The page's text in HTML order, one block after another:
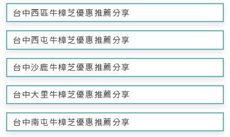
台中西區牛樟芝優惠推薦分享
台中西屯牛樟芝優惠推薦分享
台中沙鹿牛樟芝優惠推薦分享
台中大里牛樟芝優惠推薦分享
台中南屯牛樟芝優惠推薦分享